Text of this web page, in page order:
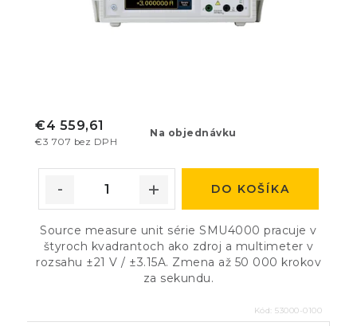
Na objednávku
€3 707 bez DPH
€4 559,61
DO KOŠÍKA
Source measure unit série SMU4000 pracuje v
štyroch kvadrantoch ako zdroj a multimeter v
rozsahu ±21 V / ±3.15A. Zmena až 50 000 krokov
za sekundu.
Kód: 53000-0100